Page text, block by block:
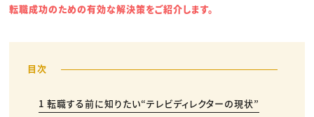
転職成功のための有効な解決策をご紹介します。
1 転職する前に知りたい“テレビディレクターの現状”